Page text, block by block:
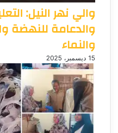
والي نهر النيل:
والدعامة للنهضة
والنماء
15 ديسمبر، 2025